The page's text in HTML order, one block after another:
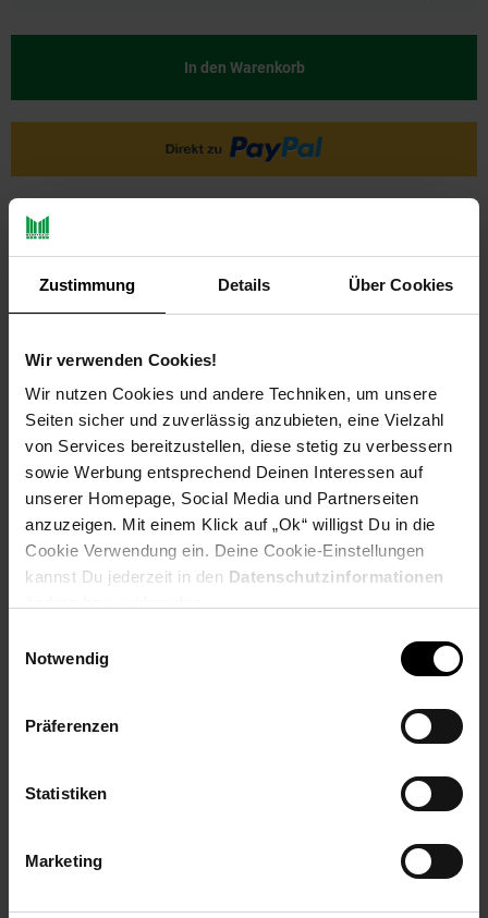
Zustimmung Details Über Cookies
Wir verwenden Cookies!
Wir nutzen Cookies und andere Techniken, um unsere
Seiten sicher und zuverlässig anzubieten, eine Vielzahl
von Services bereitzustellen, diese stetig zu verbessern
sowie Werbung entsprechend Deinen Interessen auf
unserer Homepage, Social Media und Partnerseiten
anzuzeigen. Mit einem Klick auf „Ok“ willigst Du in die
Cookie Verwendung ein. Deine Cookie-Einstellungen
kannst Du jederzeit in den Datenschutzinformationen
Notwendig
Präferenzen
Statistiken
Marketing
In den Warenkorb
PAYBACK
Basis°Punkte:
Extra°Punkte:
0
Produktbeschreibung
kraftsparendes Sägen und glatten, sauberen Schnitt
hartverchromte Oberfläche für hohen Schutz gegen
abrutschsicher dank Griff mit Softkomponente und
mit Aufhängeöse und Schneidenschutz
empfohlen für cs-Teleskopstiele zum Arbeiten bis in ca. 5
Artikelnummer: 3107720000